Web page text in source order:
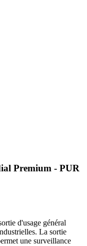
Premium - PUR
d'usage général
La sortie
une surveillance